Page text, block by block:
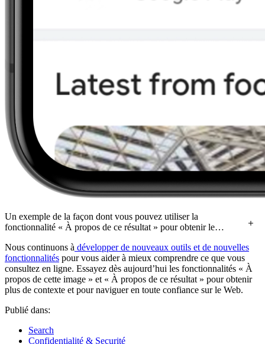
Un exemple de la façon dont vous pouvez utiliser la
fonctionnalité « À propos de ce résultat » pour obtenir le
résultats de Recherche.
Nous continuons à développer de nouveaux outils et de nouvelles
fonctionnalités pour vous aider à mieux comprendre ce que vous
consultez en ligne. Essayez dès aujourd’hui les fonctionnalités « À
propos de cette image » et « À propos de ce résultat » pour obtenir
plus de contexte et pour naviguer en toute confiance sur le Web.
Publié dans:
Search
Confidentialité & Securité